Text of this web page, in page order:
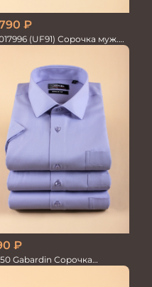
₽
(UF91) Сорочка муж.
TRENDY
₽
Gabardin Сорочка
кор.рукав